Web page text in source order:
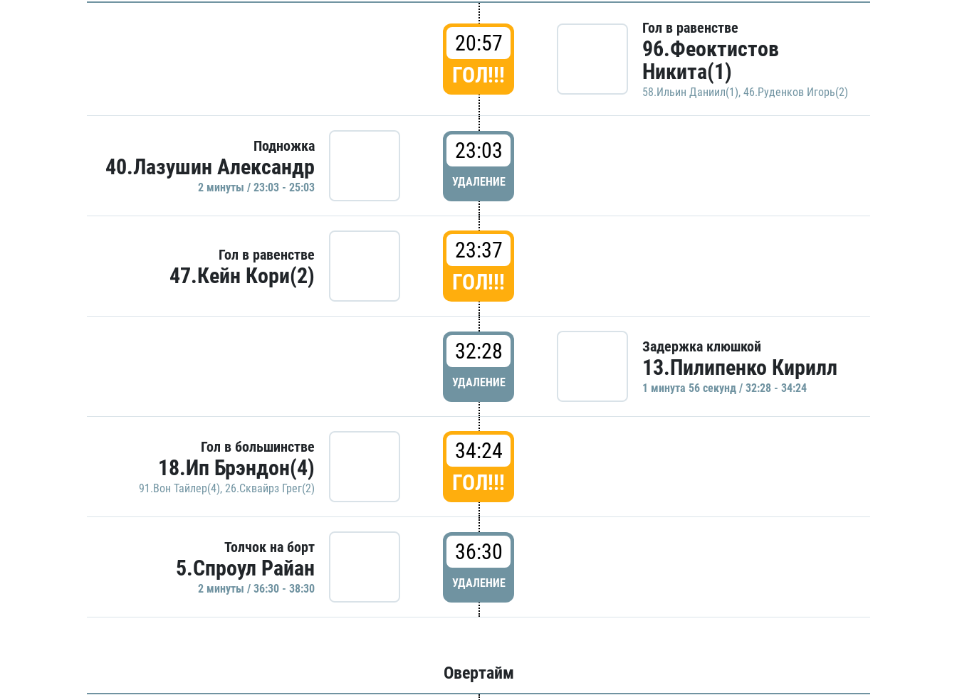
20:57
ГОЛ!!!
Гол в равенстве
96.Феоктистов
Никита(1)
58.Ильин Даниил(1), 46.Руденков Игорь(2)
Подножка
40.Лазушин Александр
2 минуты / 23:03 - 25:03
23:03
УДАЛЕНИЕ
Гол в равенстве
47.Кейн Кори(2)
23:37
ГОЛ!!!
32:28
УДАЛЕНИЕ
Задержка клюшкой
13.Пилипенко Кирилл
1 минутa 56 секунд / 32:28 - 34:24
Гол в большинстве
18.Ип Брэндон(4)
91.Вон Тайлер(4), 26.Сквайрз Грег(2)
34:24
ГОЛ!!!
Толчок на борт
5.Спроул Райан
2 минуты / 36:30 - 38:30
36:30
УДАЛЕНИЕ
Овертайм